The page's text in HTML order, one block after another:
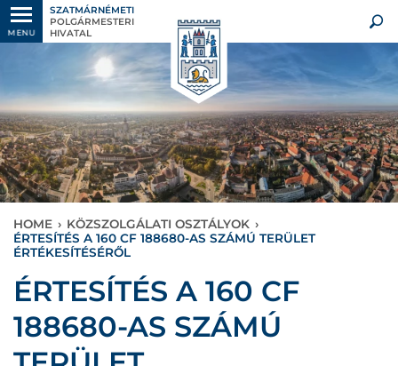
MENU
SZATMÁRNÉMETI
POLGÁRMESTERI
HIVATAL
HOME › KÖZSZOLGÁLATI OSZTÁLYOK ›
ÉRTESÍTÉS A 160 CF 188680-AS SZÁMÚ TERÜLET
ÉRTÉKESÍTÉSÉRŐL
ÉRTESÍTÉS A 160 CF
188680-AS SZÁMÚ